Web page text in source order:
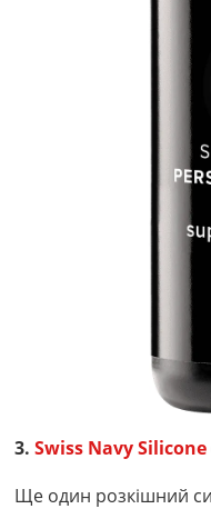
3. Swiss Navy Silicone
Ще один розкішний